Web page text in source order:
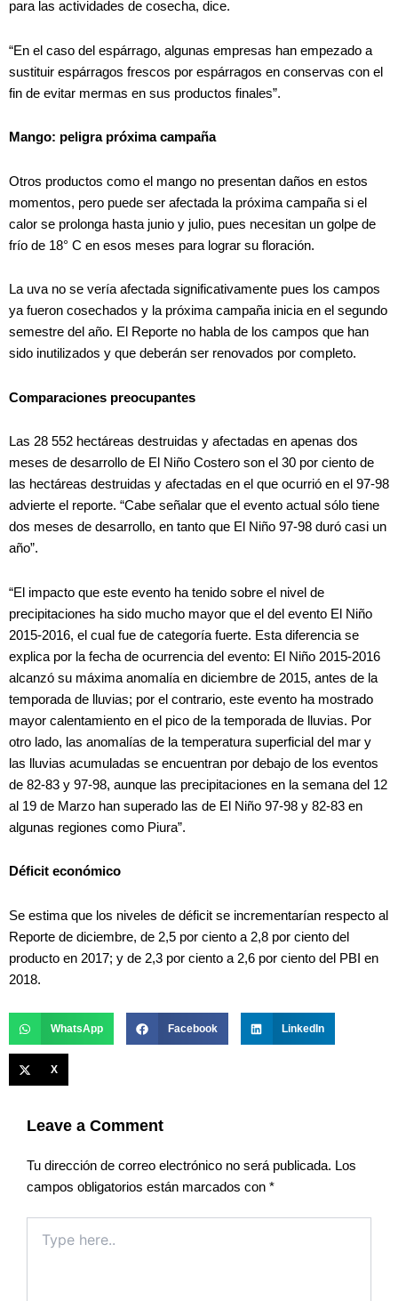
para las actividades de cosecha, dice.
“En el caso del espárrago, algunas empresas han empezado a
sustituir espárragos frescos por espárragos en conservas con el
fin de evitar mermas en sus productos finales”.
Mango: peligra próxima campaña
Otros productos como el mango no presentan daños en estos
momentos, pero puede ser afectada la próxima campaña si el
calor se prolonga hasta junio y julio, pues necesitan un golpe de
frío de 18° C en esos meses para lograr su floración.
La uva no se vería afectada significativamente pues los campos
ya fueron cosechados y la próxima campaña inicia en el segundo
semestre del año. El Reporte no habla de los campos que han
sido inutilizados y que deberán ser renovados por completo.
Comparaciones preocupantes
Las 28 552 hectáreas destruidas y afectadas en apenas dos
meses de desarrollo de El Niño Costero son el 30 por ciento de
las hectáreas destruidas y afectadas en el que ocurrió en el 97-98
advierte el reporte. “Cabe señalar que el evento actual sólo tiene
dos meses de desarrollo, en tanto que El Niño 97-98 duró casi un
año”.
“El impacto que este evento ha tenido sobre el nivel de
precipitaciones ha sido mucho mayor que el del evento El Niño
2015-2016, el cual fue de categoría fuerte. Esta diferencia se
explica por la fecha de ocurrencia del evento: El Niño 2015-2016
alcanzó su máxima anomalía en diciembre de 2015, antes de la
temporada de lluvias; por el contrario, este evento ha mostrado
mayor calentamiento en el pico de la temporada de lluvias. Por
otro lado, las anomalías de la temperatura superficial del mar y
las lluvias acumuladas se encuentran por debajo de los eventos
de 82-83 y 97-98, aunque las precipitaciones en la semana del 12
al 19 de Marzo han superado las de El Niño 97-98 y 82-83 en
algunas regiones como Piura”.
Déficit económico
Se estima que los niveles de déficit se incrementarían respecto al
Reporte de diciembre, de 2,5 por ciento a 2,8 por ciento del
producto en 2017; y de 2,3 por ciento a 2,6 por ciento del PBI en
2018.
WhatsApp Facebook LinkedIn
X
Leave a Comment
Tu dirección de correo electrónico no será publicada. Los
campos obligatorios están marcados con *
here..